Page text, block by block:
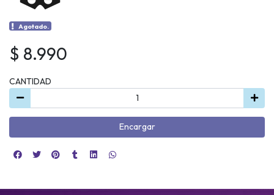
Agotado.
$ 8.990
CANTIDAD
Encargar